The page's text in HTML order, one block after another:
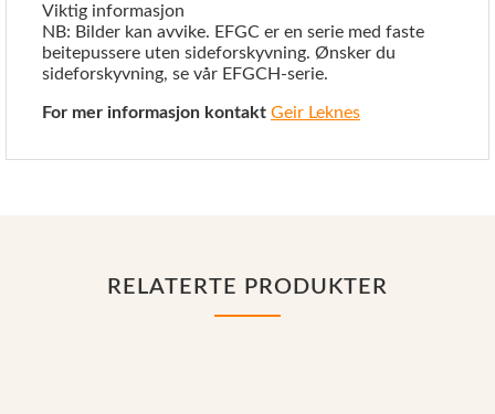
Viktig informasjon
NB: Bilder kan avvike. EFGC er en serie med faste
beitepussere uten sideforskyvning. Ønsker du
sideforskyvning, se vår EFGCH-serie.
For mer informasjon kontakt Geir Leknes
RELATERTE PRODUKTER